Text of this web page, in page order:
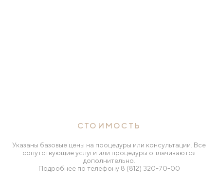
СТОИМОСТЬ
Указаны базовые цены на процедуры или консультации. Все
сопутствующие услуги или процедуры оплачиваются
дополнительно.
Подробнее по телефону 8 (812) 320-70-00